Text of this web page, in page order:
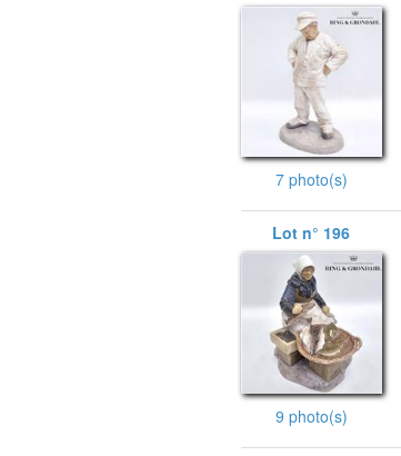
7 photo(s)
Lot n° 196
9 photo(s)